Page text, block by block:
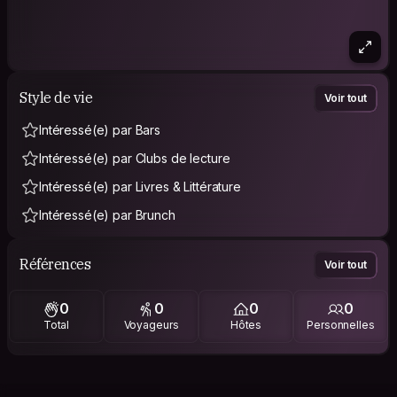
Style de vie Voir tout
Intéressé(e) par Bars
Intéressé(e) par Clubs de lecture
Intéressé(e) par Livres & Littérature
Intéressé(e) par Brunch
Références Voir tout
0
Total
0
Voyageurs
0
Hôtes
0
Personnelles